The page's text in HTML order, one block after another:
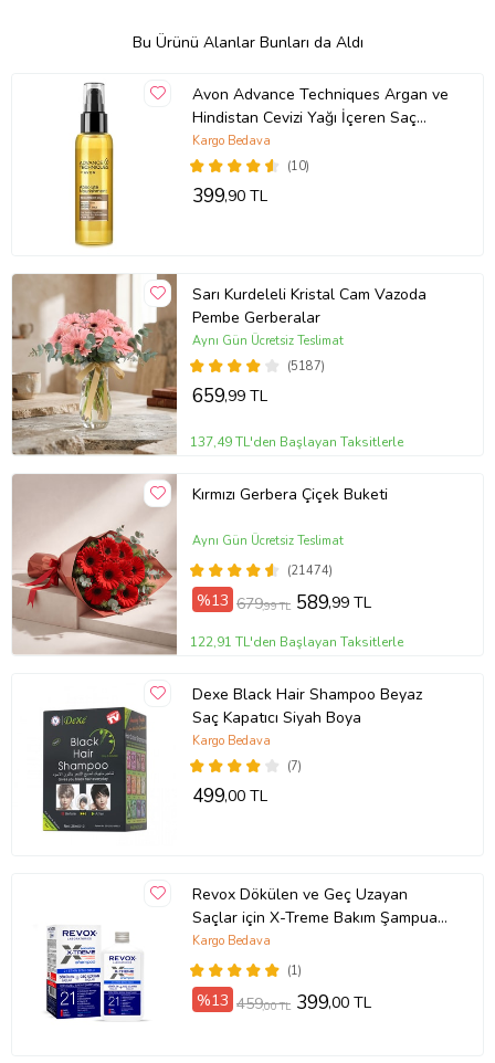
Bu Ürünü Alanlar Bunları da Aldı
Avon Advance Techniques Argan ve
Hindistan Cevizi Yağı İçeren Saç
Bakım Yağı 100 Ml.
(10)
Kargo Bedava
399,90 TL
Sarı Kurdeleli Kristal Cam Vazoda
Pembe Gerberalar
(5187)
Aynı Gün Ücretsiz Teslimat
659,99 TL
137,49 TL'den Başlayan Taksitlerle
Kırmızı Gerbera Çiçek Buketi
(21474)
Aynı Gün Ücretsiz Teslimat
%13 679,99 TL 589,99 TL
122,91 TL'den Başlayan Taksitlerle
Dexe Black Hair Shampoo Beyaz
Saç Kapatıcı Siyah Boya
(7)
Kargo Bedava
499,00 TL
Revox Dökülen ve Geç Uzayan
Saçlar için X-Treme Bakım Şampuanı
/ 400 ml
(1)
Kargo Bedava
%13 459,00 TL 399,00 TL